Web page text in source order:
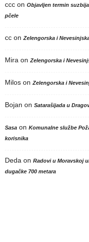
ccc on Objavljen termin
pčele
cc on Zelengorska i
Mira on Zelengorska i
Milos on Zelengorska i
Bojan on Satarašijada u
Sasa on Komunalne službe
korisnika
Deda on Radovi u Moravskoj
dugačke 700 metara